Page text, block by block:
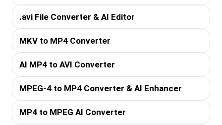
.avi File Converter & AI Editor
MKV to MP4 Converter
AI MP4 to AVI Converter
MPEG-4 to MP4 Converter & AI Enhancer
MP4 to MPEG AI Converter